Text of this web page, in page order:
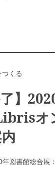
つくる
了】
オ
年図書館総合